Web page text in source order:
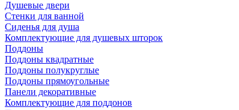
Душевые двери
Стенки для ванной
Сиденья для душа
Комплектующие для душевых шторок
Поддоны
Поддоны квадратные
Поддоны полукруглые
Поддоны прямоугольные
Панели декоративные
Комплектующие для поддонов